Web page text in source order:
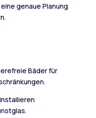
genaue Planung
Bäder für